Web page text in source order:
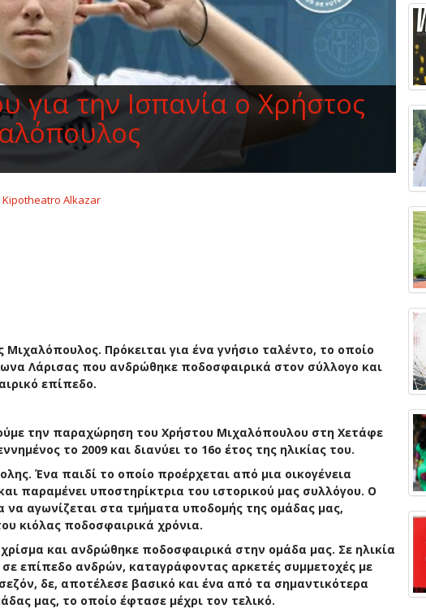
για την Ισπανία ο Χρήστος
Πρόκειται για ένα γνήσιο ταλέντο, το οποίο
Λάρισας που ανδρώθηκε ποδοσφαιρικά στον σύλλογο και
επίπεδο.
την παραχώρηση του Χρήστου Μιχαλόπουλου στη Χετάφε
το 2009 και διανύει το 16ο έτος της ηλικίας του.
Ένα παιδί το οποίο προέρχεται από μια οικογένεια
παραμένει υποστηρίκτρια του ιστορικού μας συλλόγου. Ο
να αγωνίζεται στα τμήματα υποδομής της ομάδας μας,
κιόλας ποδοσφαιρικά χρόνια.
και ανδρώθηκε ποδοσφαιρικά στην ομάδα μας. Σε ηλικία
επίπεδο ανδρών, καταγράφοντας αρκετές συμμετοχές με
δε, αποτέλεσε βασικό και ένα από τα σημαντικότερα
μας, το οποίο έφτασε μέχρι τον τελικό.